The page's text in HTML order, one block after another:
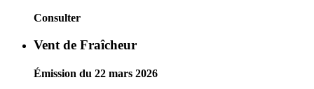
Consulter
Vent de Fraîcheur
Émission du 22 mars 2026